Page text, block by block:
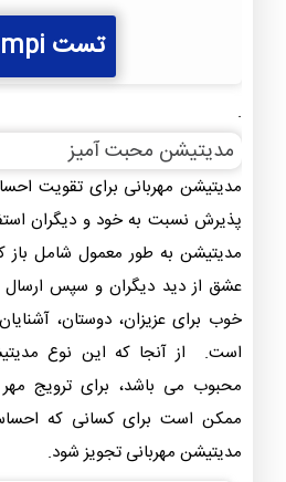
تست mmpi
.
مدیتیشن محبت آمیز
مدیتیشن مهربانی برای تقویت
پذیرش نسبت به خود و دیگران
مدیتیشن به طور معمول شامل باز
عشق از دید دیگران و سپس ارسال
خوب برای عزیزان، دوستان،
است. از آنجا که این نوع
محبوب می باشد، برای ترویج
ممکن است برای کسانی که
مدیتیشن مهربانی تجویز شود.